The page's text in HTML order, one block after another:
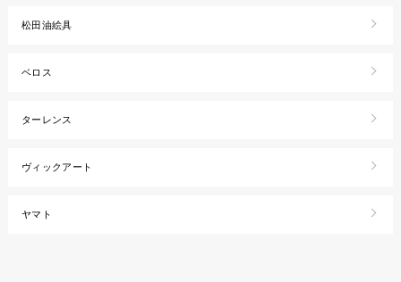
松田油絵具
ベロス
ターレンス
ヴィックアート
ヤマト